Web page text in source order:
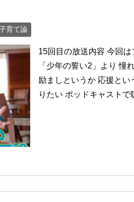
育て論
15回目の放送内容 今回
「少年の誓い2」より 憧
励ましというか 応援と
りたい ポッドキャストで